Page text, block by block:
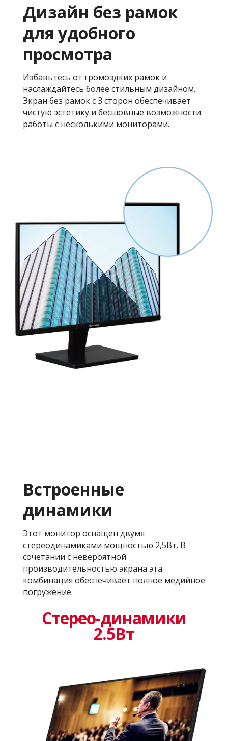
Дизайн без рамок
для удобного
просмотра
Избавьтесь от громоздких рамок и
наслаждайтесь более стильным дизайном.
Экран без рамок с 3 сторон обеспечивает
чистую эстетику и бесшовные возможности
работы с несколькими мониторами.
Встроенные
динамики
Этот монитор оснащен двумя
стереодинамиками мощностью 2,5Вт. В
сочетании с невероятной
производительностью экрана эта
комбинация обеспечивает полное медийное
погружение.
Стерео-динамики
2.5Вт